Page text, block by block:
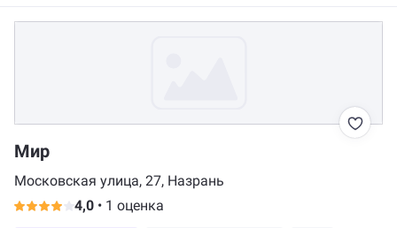
Мир
Московская улица, 27, Назрань
4,0 • 1 оценка